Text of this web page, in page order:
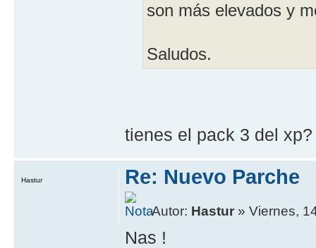
son más elevados y
Saludos.
tienes el pack 3 del
Re: Nuevo Parche
Autor: Hastur » Viernes,
Nas !
Hastur